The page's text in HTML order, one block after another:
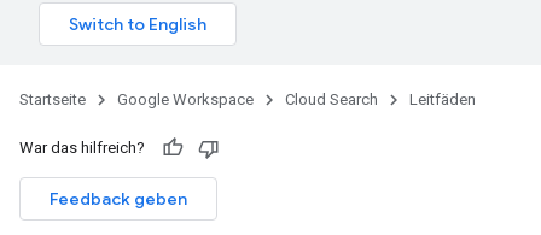
Startseite Google Workspace Cloud Search Leitfäden
War das hilfreich?
Feedback geben